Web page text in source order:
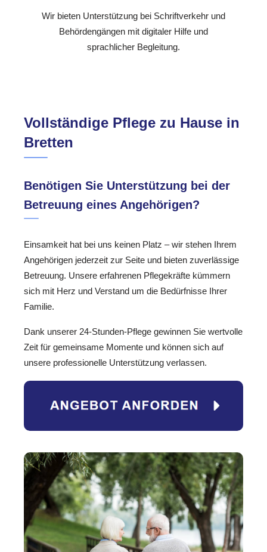
Wir bieten Unterstützung bei Schriftverkehr und
Behördengängen mit digitaler Hilfe und
sprachlicher Begleitung.
Vollständige Pflege zu Hause in
Bretten
Benötigen Sie Unterstützung bei der
Betreuung eines Angehörigen?
Einsamkeit hat bei uns keinen Platz – wir stehen Ihrem
Angehörigen jederzeit zur Seite und bieten zuverlässige
Betreuung. Unsere erfahrenen Pflegekräfte kümmern
sich mit Herz und Verstand um die Bedürfnisse Ihrer
Familie.
Dank unserer 24-Stunden-Pflege gewinnen Sie wertvolle
Zeit für gemeinsame Momente und können sich auf
unsere professionelle Unterstützung verlassen.